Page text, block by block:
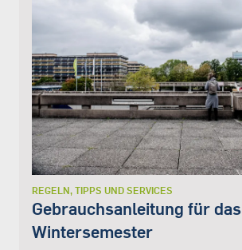
REGELN, TIPPS UND SERVICES
Gebrauchsanleitung für das
Wintersemester